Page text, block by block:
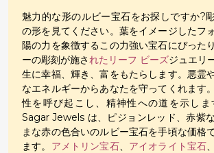
魅力的な形のルビー宝石をお探しですか?
の形を見てください。葉をイメージしたフ
陽の力を象徴するこの力強い宝石にぴった
ーの彫刻が施されたリーフ ビーズジュエリ
生に幸福、輝き、富をもたらします。悪霊
なエネルギーからあなたを守ってくれます
性を呼び起こし、精神性への道を示し
Sagar Jewels は、ピジョンレッド、赤紫
まな赤の色合いのルビー宝石を手頃な価格
ます。 アメトリン宝石、 アイオライト宝石